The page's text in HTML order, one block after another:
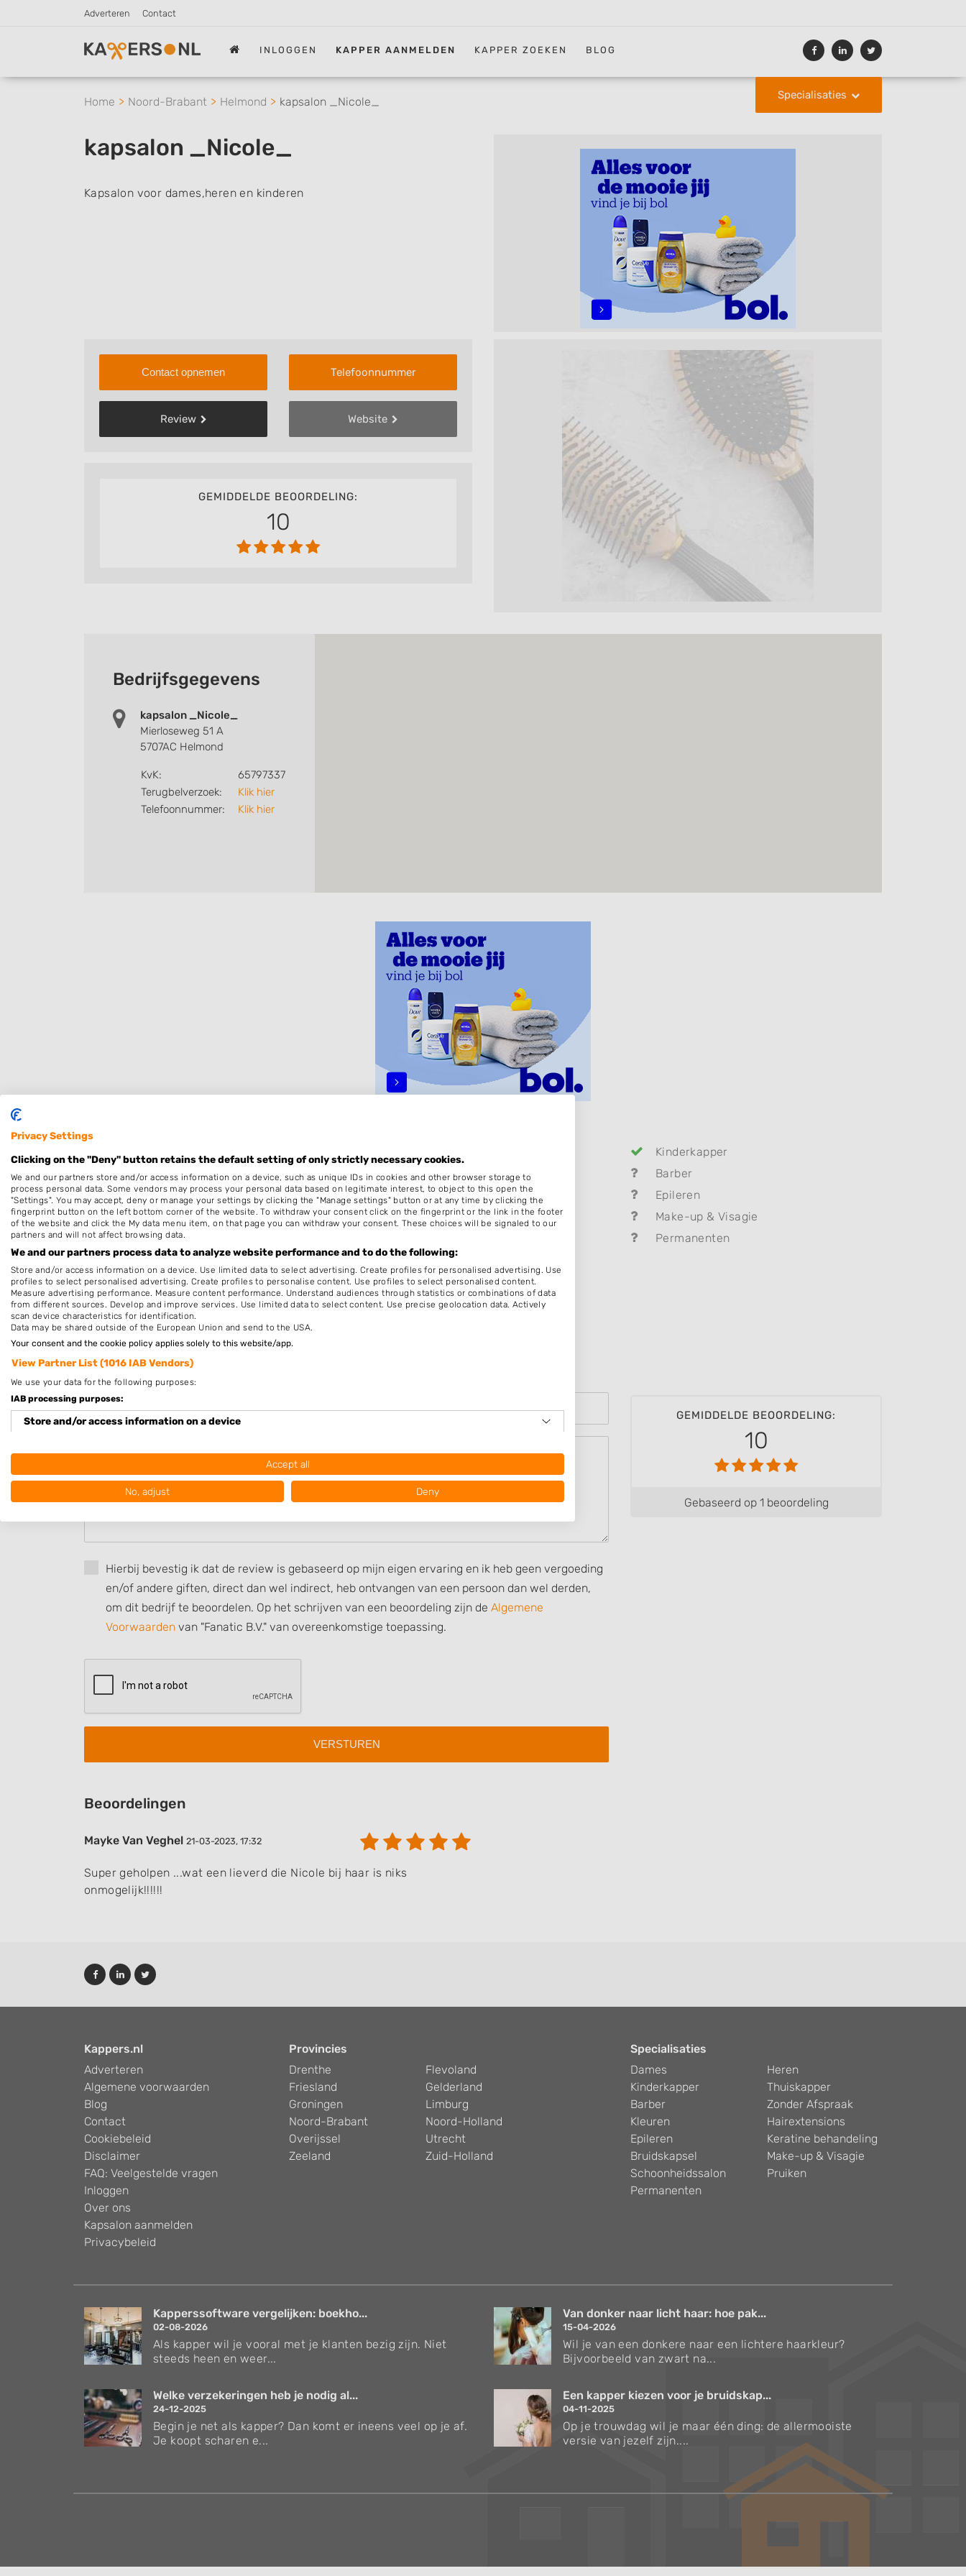
Adverteren Contact
INLOGGEN KAPPER AANMELDEN KAPPER ZOEKEN BLOG
Specialisaties
Home Noord-Brabant Helmond kapsalon _Nicole_
kapsalon _Nicole_
Kapsalon voor dames,heren en kinderen
Contact opnemen
Review
Telefoonnummer
Website
GEMIDDELDE BEOORDELING:
10
Bedrijfsgegevens
kapsalon _Nicole_
Mierloseweg 51 A
5707AC Helmond
KvK:
65797337
Terugbelverzoek:
Klik hier
Telefoonnummer:
Klik hier
Kinderkapper
Kleuren
Thuiskapper
Barber
Zonder Afspraak
Hairextensions
Epileren
Keratine behandeling
Bruidskapsel
Make-up & Visagie
Schoonheidssalon
Permanenten
Openingstijden
Op afspraak
Beoordeel kapsalon _Nicole_
Uw beoordeling:
Hierbij bevestig ik dat de review is gebaseerd op mijn eigen ervaring en ik heb geen vergoeding
en/of andere giften, direct dan wel indirect, heb ontvangen van een persoon dan wel derden,
om dit bedrijf te beoordelen. Op het schrijven van een beoordeling zijn de Algemene
Voorwaarden van "Fanatic B.V." van overeenkomstige toepassing.
GEMIDDELDE BEOORDELING:
10
Gebaseerd op 1 beoordeling
Beoordelingen
Mayke Van Veghel 21-03-2023, 17:32
Super geholpen ...wat een lieverd die Nicole bij haar is niks
onmogelijk!!!!!!
Kappers.nl
Adverteren
Algemene voorwaarden
Blog
Contact
Cookiebeleid
Disclaimer
FAQ: Veelgestelde vragen
Inloggen
Over ons
Kapsalon aanmelden
Privacybeleid
Provincies
Drenthe
Flevoland
Friesland
Gelderland
Groningen
Limburg
Noord-Brabant
Noord-Holland
Overijssel
Utrecht
Zeeland
Zuid-Holland
Specialisaties
Dames
Heren
Kinderkapper
Thuiskapper
Barber
Zonder Afspraak
Kleuren
Hairextensions
Epileren
Keratine behandeling
Bruidskapsel
Make-up & Visagie
Schoonheidssalon
Pruiken
Permanenten
Kapperssoftware vergelijken: boekho...
02-08-2026
Als kapper wil je vooral met je klanten bezig zijn. Niet
steeds heen en weer...
Van donker naar licht haar: hoe pak...
15-04-2026
Wil je van een donkere naar een lichtere haarkleur?
Bijvoorbeeld van zwart na...
Welke verzekeringen heb je nodig al...
24-12-2025
Begin je net als kapper? Dan komt er ineens veel op je af.
Je koopt scharen e...
Een kapper kiezen voor je bruidskap...
04-11-2025
Op je trouwdag wil je maar één ding: de allermooiste
versie van jezelf zijn....
Privacy Settings
Clicking on the "Deny" button retains the default setting of only strictly necessary cookies.
We and our partners store and/or access information on a device, such as unique IDs in cookies and other browser storage to
process personal data. Some vendors may process your personal data based on legitimate interest, to object to this open the
"Settings". You may accept, deny or manage your settings by clicking the "Manage settings" button or at any time by clicking the
fingerprint button on the left bottom corner of the website. To withdraw your consent click on the fingerprint or the link in the footer
of the website and click the My data menu item, on that page you can withdraw your consent. These choices will be signaled to our
partners and will not affect browsing data.
We and our partners process data to analyze website performance and to do the following:
Store and/or access information on a device. Use limited data to select advertising. Create profiles for personalised advertising. Use
profiles to select personalised advertising. Create profiles to personalise content. Use profiles to select personalised content.
Measure advertising performance. Measure content performance. Understand audiences through statistics or combinations of data
from different sources. Develop and improve services. Use limited data to select content. Use precise geolocation data. Actively
scan device characteristics for identification.
Data may be shared outside of the European Union and send to the USA.
Your consent and the cookie policy applies solely to this website/app.
View Partner List (1016 IAB Vendors)
We use your data for the following purposes:
IAB processing purposes:
Store and/or access information on a device
Create profiles for personalised advertising
Use profiles to select personalised content
Measure advertising performance
Measure content performance
Understand audiences through statistics or combinations of data from different
Develop and improve services
Use limited data to select content
Identify devices based on information actively requested
Performance
Accept all
No, adjust Deny